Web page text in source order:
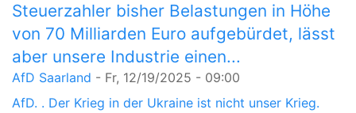
Steuerzahler bisher Belastungen in Höhe
von 70 Milliarden Euro aufgebürdet, lässt
aber unsere Industrie einen...
AfD Saarland - Fr, 12/19/2025 - 09:00
AfD. . Der Krieg in der Ukraine ist nicht unser Krieg.